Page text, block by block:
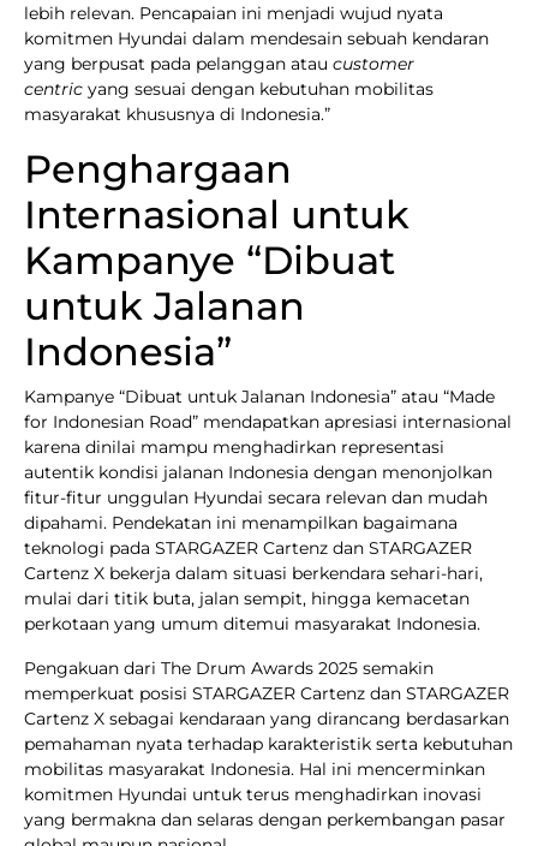
lebih relevan. Pencapaian ini menjadi wujud nyata
komitmen Hyundai dalam mendesain sebuah kendaran
yang berpusat pada pelanggan atau customer
centric yang sesuai dengan kebutuhan mobilitas
masyarakat khususnya di Indonesia.”
Penghargaan
Internasional untuk
Kampanye “Dibuat
untuk Jalanan
Indonesia”
Kampanye “Dibuat untuk Jalanan Indonesia” atau “Made
for Indonesian Road” mendapatkan apresiasi internasional
karena dinilai mampu menghadirkan representasi
autentik kondisi jalanan Indonesia dengan menonjolkan
fitur-fitur unggulan Hyundai secara relevan dan mudah
dipahami. Pendekatan ini menampilkan bagaimana
teknologi pada STARGAZER Cartenz dan STARGAZER
Cartenz X bekerja dalam situasi berkendara sehari-hari,
mulai dari titik buta, jalan sempit, hingga kemacetan
perkotaan yang umum ditemui masyarakat Indonesia.
Pengakuan dari The Drum Awards 2025 semakin
memperkuat posisi STARGAZER Cartenz dan STARGAZER
Cartenz X sebagai kendaraan yang dirancang berdasarkan
pemahaman nyata terhadap karakteristik serta kebutuhan
mobilitas masyarakat Indonesia. Hal ini mencerminkan
komitmen Hyundai untuk terus menghadirkan inovasi
yang bermakna dan selaras dengan perkembangan pasar